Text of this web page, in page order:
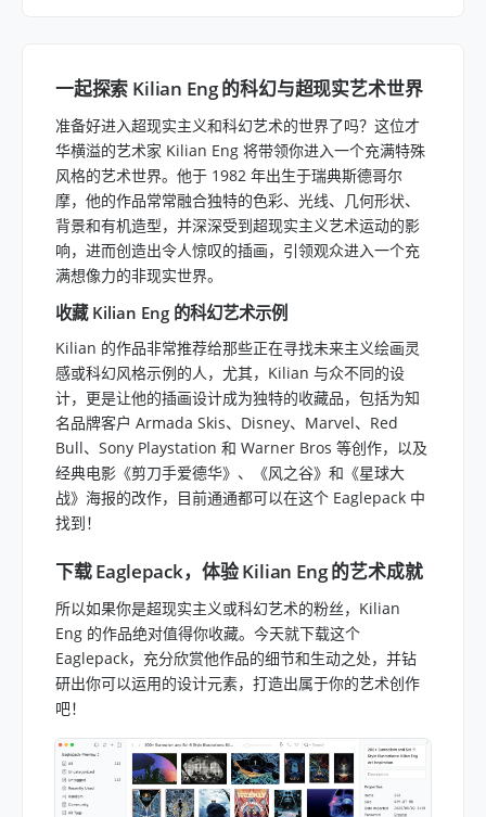
一起探索 Kilian Eng 的科幻与超现实艺术世界
准备好进入超现实主义和科幻艺术的世界了吗？这位才
华横溢的艺术家 Kilian Eng 将带领你进入一个充满特殊
风格的艺术世界。他于 1982 年出生于瑞典斯德哥尔
摩，他的作品常常融合独特的色彩、光线、几何形状、
背景和有机造型，并深深受到超现实主义艺术运动的影
响，进而创造出令人惊叹的插画，引领观众进入一个充
满想像力的非现实世界。
收藏 Kilian Eng 的科幻艺术示例
Kilian 的作品非常推荐给那些正在寻找未来主义绘画灵
感或科幻风格示例的人，尤其，Kilian 与众不同的设
计，更是让他的插画设计成为独特的收藏品，包括为知
名品牌客户 Armada Skis、Disney、Marvel、Red
Bull、Sony Playstation 和 Warner Bros 等创作，以及
经典电影《剪刀手爱德华》、《风之谷》和《星球大
战》海报的改作，目前通通都可以在这个 Eaglepack 中
找到！
下载 Eaglepack，体验 Kilian Eng 的艺术成就
所以如果你是超现实主义或科幻艺术的粉丝，Kilian
Eng 的作品绝对值得你收藏。今天就下载这个
Eaglepack，充分欣赏他作品的细节和生动之处，并钻
研出你可以运用的设计元素，打造出属于你的艺术创作
吧！